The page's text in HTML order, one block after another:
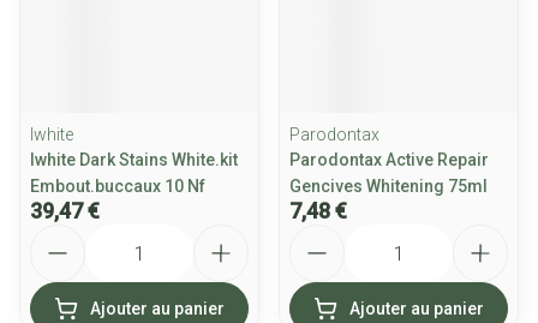
Iwhite
Iwhite Dark Stains White.kit
Embout.buccaux 10 Nf
39,47 €
Ajouter au panier
Parodontax
Parodontax Active Repair
Gencives Whitening 75ml
7,48 €
Ajouter au panier